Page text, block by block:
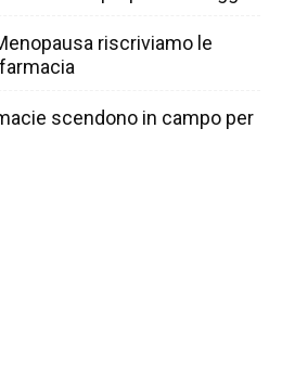
riscriviamo le
scendono in campo per